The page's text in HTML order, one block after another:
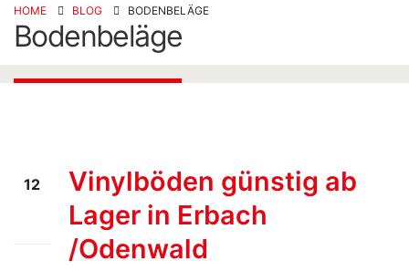
HOME BLOG BODENBELÄGE
Bodenbeläge
12
Vinylböden günstig ab
Lager in Erbach
/Odenwald